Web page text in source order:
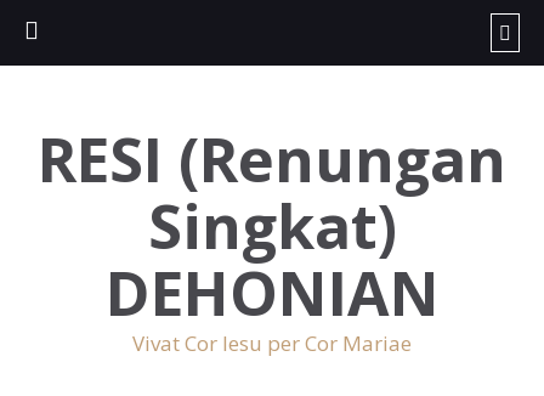
RESI (Renungan
Singkat)
DEHONIAN
Vivat Cor Iesu per Cor Mariae